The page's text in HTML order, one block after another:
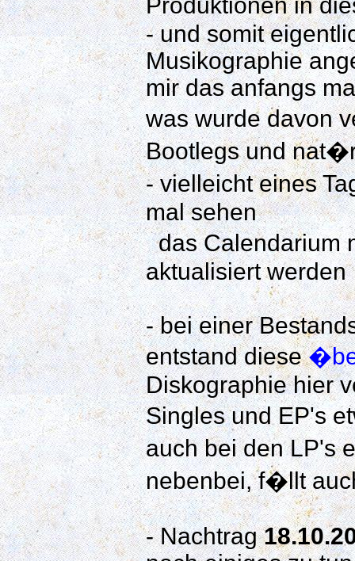
- und somit
Musikographie
mir das anfangs
was wurde davon
Bootlegs und
- vielleicht eines
mal sehen
das Calendarium
aktualisiert werden
- bei einer
entstand diese
Diskographie hier
Singles und EP's
auch bei den LP's
nebenbei, f�llt
- Nachtrag